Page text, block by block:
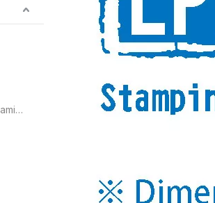
Indicadores de báscula para camiones